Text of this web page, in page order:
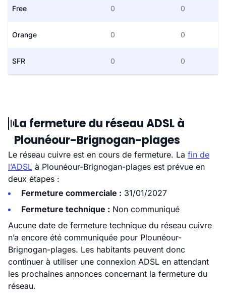
Free 0 0
Orange 0 0
SFR 0 0
La fermeture du réseau ADSL à
Plounéour-Brignogan-plages
Le réseau cuivre est en cours de fermeture. La fin de
l’ADSL à Plounéour-Brignogan-plages est prévue en
deux étapes :
Fermeture commerciale : 31/01/2027
Fermeture technique : Non communiqué
Aucune date de fermeture technique du réseau cuivre
n’a encore été communiquée pour Plounéour-
Brignogan-plages. Les habitants peuvent donc
continuer à utiliser une connexion ADSL en attendant
les prochaines annonces concernant la fermeture du
réseau.